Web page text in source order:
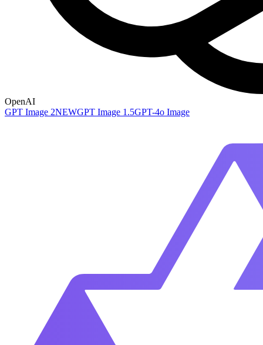
OpenAI
GPT Image 2NEWGPT Image 1.5GPT-4o Image